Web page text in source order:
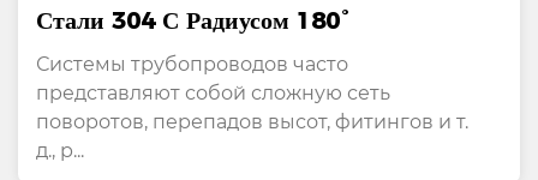
Стали 304 С Радиусом 180°
Системы трубопроводов часто
представляют собой сложную сеть
поворотов, перепадов высот, фитингов и т.
д., р...